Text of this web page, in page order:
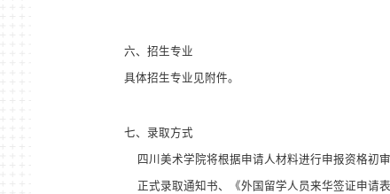
六、招生专业
具体招生专业见附件。
七、录取方式
四川美术学院将根据申请人材料进行申报资格初
正式录取通知书、《外国留学人员来华签证申请